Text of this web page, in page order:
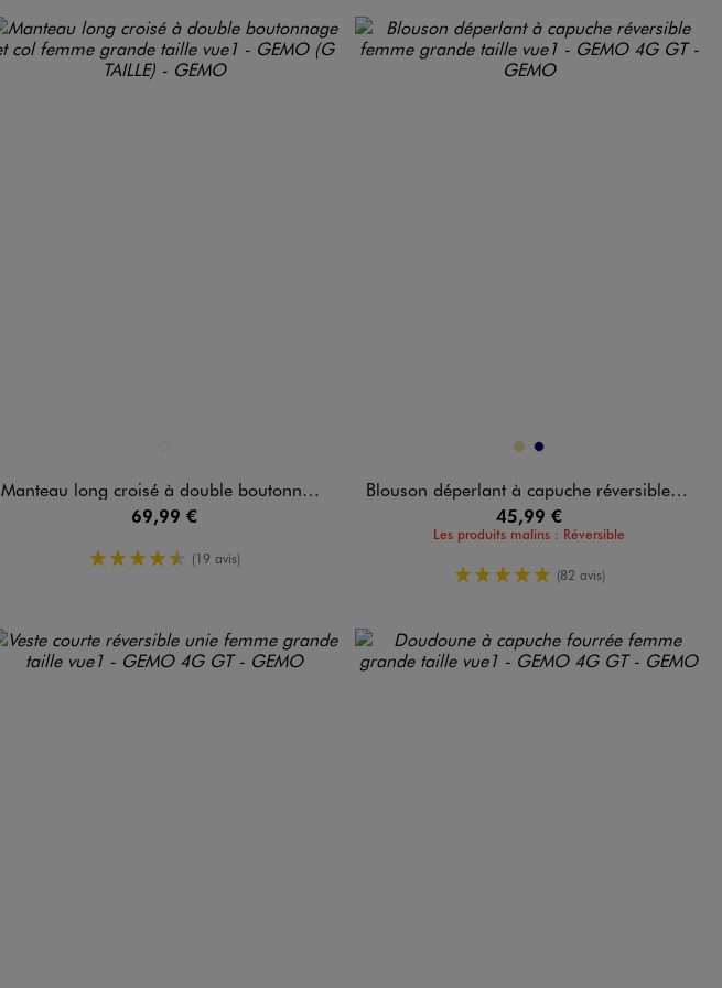
Manteau long croisé à double boutonnage et col femme grande taille
69,99 €
4.5/5 de moyenne
(19 avis)
Disponible en 2 coloris
KAKIMARINE
Blouson déperlant à capuche réversible femme grande taille
45,99 €
Les produits malins : Réversible
5/5 de moyenne
(82 avis)